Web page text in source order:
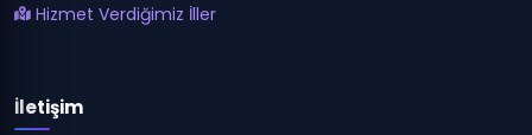
Hizmet Verdiğimiz İller
İletişim